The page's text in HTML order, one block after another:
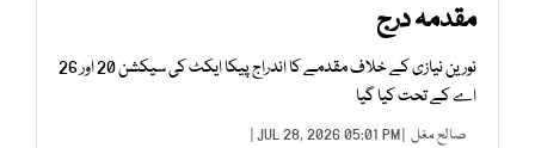
مقدمہ درج
نورین نیازی کے خلاف مقدمے کا اندراج پیکا ایکٹ کی سیکشن 20 اور 26
اے کے تحت کیا گیا
صالح مغل | JUL 28, 2026 05:01 PM |